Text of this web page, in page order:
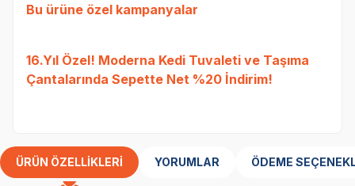
Bu ürüne özel kampanyalar
16.Yıl Özel! Moderna Kedi Tuvaleti ve Taşıma
Çantalarında Sepette Net %20 İndirim!
ÜRÜN ÖZELLIKLERI YORUMLAR ÖDEME